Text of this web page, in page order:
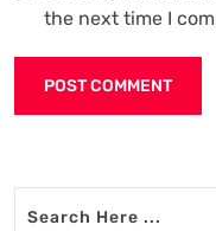
the next time I